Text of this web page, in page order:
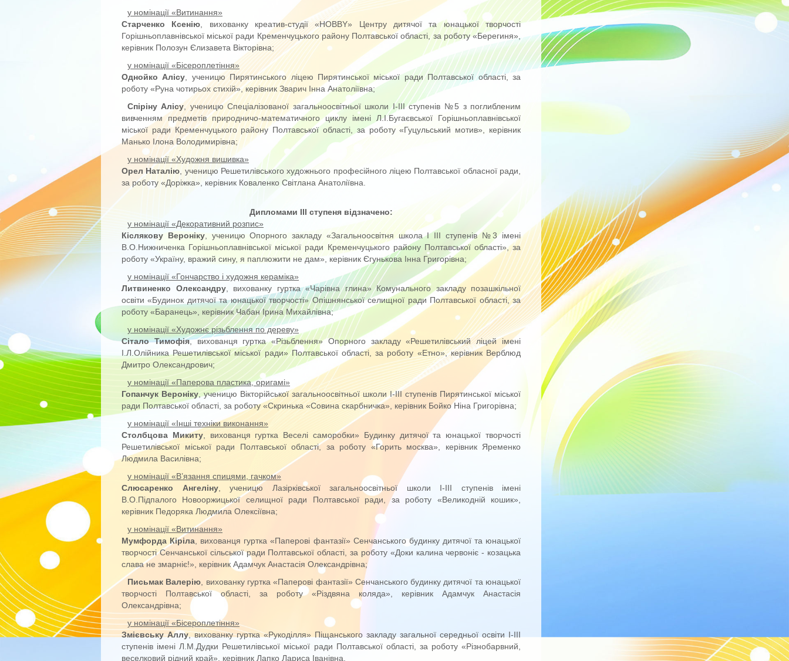
у номінації «Витинання»
Старченко Ксенію , вихованку креатив-студії «HOBBY» Центру дитячої та юнацької творчості
Горішньоплавнівської міської ради Кременчуцького району Полтавської області, за роботу «Берегиня»,
керівник Полозун Єлизавета Вікторівна;
у номінації «Бісероплетіння»
Однойко Алісу , ученицю Пирятинського ліцею Пирятинської міської ради Полтавської області, за
роботу «Руна чотирьох стихій», керівник Зварич Інна Анатоліївна;
Спіріну Алісу , ученицю Спеціалізованої загальноосвітньої школи І-ІІІ ступенів №5 з поглибленим
вивченням предметів природничо-математичного циклу імені Л.І.Бугаєвської Горішньоплавнівської
міської ради Кременчуцького району Полтавської області, за роботу «Гуцульський мотив», керівник
Манько Ілона Володимирівна;
у номінації «Художня вишивка»
Орел Наталію , ученицю Решетилівського художнього професійного ліцею Полтавської обласної ради,
за роботу «Доріжка», керівник Коваленко Світлана Анатоліївна.
Дипломами ІІІ ступеня відзначено:
у номінації «Декоративний розпис»
Кіслякову Вероніку, ученицю Опорного закладу «Загальноосвітня школа І ІІІ ступенів №3 імені
В.О.Нижниченка Горішньоплавнівської міської ради Кременчуцького району Полтавської області», за
роботу «Україну, вражий сину, я паплюжити не дам», керівник Єгунькова Інна Григорівна;
у номінації «Гончарство і художня кераміка»
Литвиненко Олександру, вихованку гуртка «Чарівна глина» Комунального закладу позашкільної
освіти «Будинок дитячої та юнацької творчості» Опішнянської селищної ради Полтавської області, за
роботу «Баранець», керівник Чабан Ірина Михайлівна;
у номінації «Художнє різьблення по дереву»
Сітало Тимофія, вихованця гуртка «Різьблення» Опорного закладу «Решетилівський ліцей імені
І.Л.Олійника Решетилівської міської ради» Полтавської області, за роботу «Етно», керівник Верблюд
Дмитро Олександрович;
у номінації «Паперова пластика, оригамі»
Гопанчук Вероніку , ученицю Вікторійської загальноосвітньої школи І-ІІІ ступенів Пирятинської міської
ради Полтавської області, за роботу «Скринька «Совина скарбничка», керівник Бойко Ніна Григорівна;
у номінації «Інші техніки виконання»
Столбцова Микиту, вихованця гуртка Веселі саморобки» Будинку дитячої та юнацької творчості
Решетилівської міської ради Полтавської області, за роботу «Горить москва», керівник Яременко
Людмила Василівна;
у номінації «В’язання спицями, гачком»
Слюсаренко Ангеліну, ученицю Лазірківської загальноосвітньої школи І-ІІІ ступенів імені
В.О.Підпалого Новооржицької селищної ради Полтавської ради, за роботу «Великодній кошик»,
керівник Педоряка Людмила Олексіївна;
у номінації «Витинання»
Мумфорда Кіріла , вихованця гуртка «Паперові фантазії» Сенчанського будинку дитячої та юнацької
творчості Сенчанської сільської ради Полтавської області, за роботу «Доки калина червоніє - козацька
слава не змарніє!», керівник Адамчук Анастасія Олександрівна;
Письмак Валерію , вихованку гуртка «Паперові фантазії» Сенчанського будинку дитячої та юнацької
творчості Полтавської області, за роботу «Різдвяна коляда», керівник Адамчук Анастасія
Олександрівна;
у номінації «Бісероплетіння»
Змієвську Аллу, вихованку гуртка «Рукоділля» Піщанського закладу загальної середньої освіти І-ІІІ
ступенів імені Л.М.Дудки Решетилівської міської ради Полтавської області, за роботу «Різнобарвний,
веселковий рідний край», керівник Лапко Лариса Іванівна.